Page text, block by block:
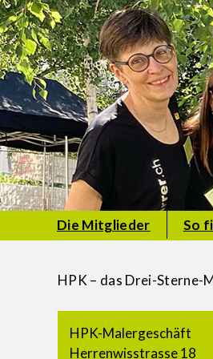
Die Mitglieder So
HPK – das Drei-
HPK-Malergeschäft
Herrenwisstrasse 18